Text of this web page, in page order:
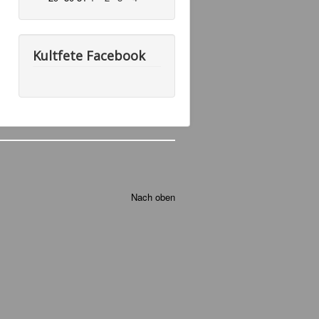
Kultfete Facebook
Nach oben